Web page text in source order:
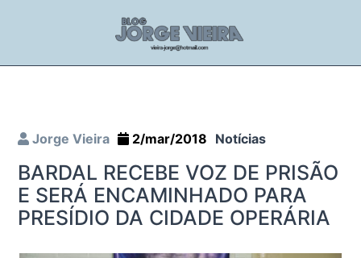
Jorge Vieira 2/mar/2018 Notícias
BARDAL RECEBE VOZ DE PRISÃO
E SERÁ ENCAMINHADO PARA
PRESÍDIO DA CIDADE OPERÁRIA